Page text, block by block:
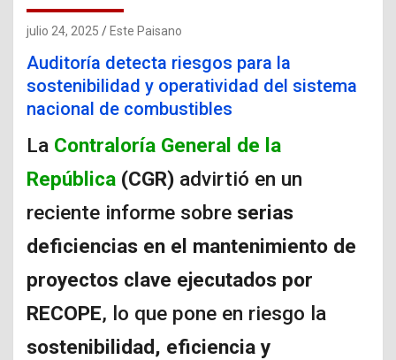
julio 24, 2025 Este Paisano
Auditoría detecta riesgos para la
sostenibilidad y operatividad del sistema
nacional de combustibles
La Contraloría General de la
República (CGR) advirtió en un
reciente informe sobre serias
deficiencias en el mantenimiento de
proyectos clave ejecutados por
RECOPE, lo que pone en riesgo la
sostenibilidad, eficiencia y